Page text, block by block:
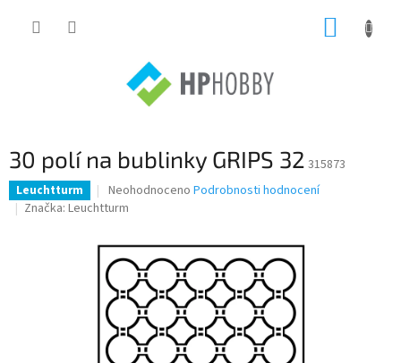
30 polí na bublinky GRIPS 32 315873
Leuchtturm
Průměrné
hodnocení
je
0,0
z
5
hvězdiček.
Neohodnoceno Podrobnosti hodnocení
Značka: Leuchtturm